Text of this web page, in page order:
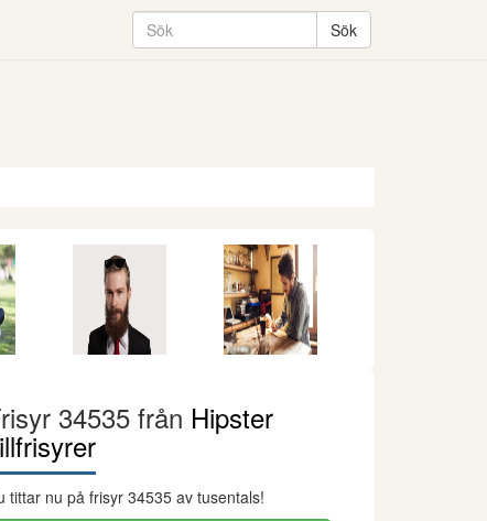
34535 från Hipster
tittar nu på frisyr 34535 av tusentals!